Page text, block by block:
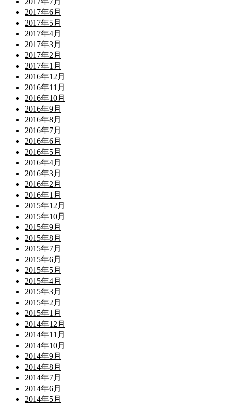
2017年6月
2017年5月
2017年4月
2017年3月
2017年2月
2017年1月
2016年12月
2016年11月
2016年10月
2016年9月
2016年8月
2016年7月
2016年6月
2016年5月
2016年4月
2016年3月
2016年2月
2016年1月
2015年12月
2015年10月
2015年9月
2015年8月
2015年7月
2015年6月
2015年5月
2015年4月
2015年3月
2015年2月
2015年1月
2014年12月
2014年11月
2014年10月
2014年9月
2014年8月
2014年7月
2014年6月
2014年5月